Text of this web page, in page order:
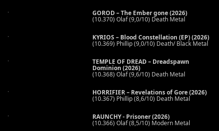
GOROD – The Ember gone (2026)
(10.370) Olaf (9,0/10) Death Metal
KYRIOS – Blood Constellation (EP) (2026)
(10.369) Phillip (9,0/10) Death/ Black Metal
TEMPLE OF DREAD – Dreadspawn
Dominion (2026)
(10.368) Olaf (9,6/10) Death Metal
HORRIFIER – Revelations of Gore (2026)
(10.367) Phillip (8,6/10) Death Metal
RAUNCHY - Prisoner (2026)
(10.366) Olaf (8,5/10) Modern Metal